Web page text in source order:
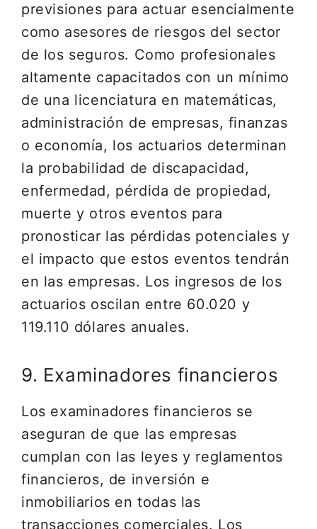
previsiones para actuar esencialmente
como asesores de riesgos del sector
de los seguros. Como profesionales
altamente capacitados con un mínimo
de una licenciatura en matemáticas,
administración de empresas, finanzas
o economía, los actuarios determinan
la probabilidad de discapacidad,
enfermedad, pérdida de propiedad,
muerte y otros eventos para
pronosticar las pérdidas potenciales y
el impacto que estos eventos tendrán
en las empresas. Los ingresos de los
actuarios oscilan entre 60.020 y
119.110 dólares anuales.
9. Examinadores financieros
Los examinadores financieros se
aseguran de que las empresas
cumplan con las leyes y reglamentos
financieros, de inversión e
inmobiliarios en todas las
transacciones comerciales. Los